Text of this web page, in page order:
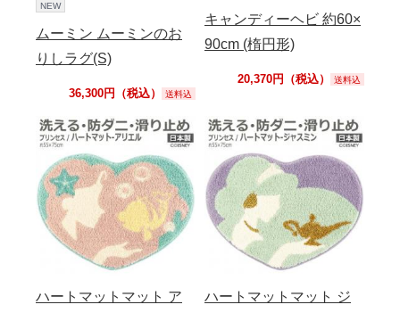
NEW
ムーミン ムーミンのお
りしラグ(S)
36,300円（税込） 送料込
キャンディーヘビ 約60×
90cm (楕円形)
20,370円（税込） 送料込
ハートマットマット ア
ハートマットマット ジ